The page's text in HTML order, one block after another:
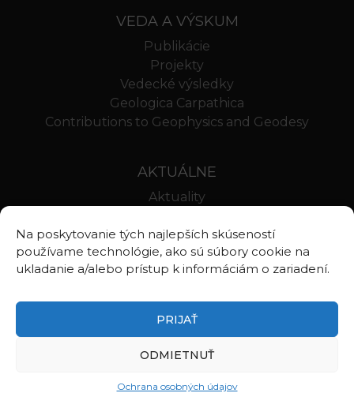
Na poskytovanie tých najlepších skúseností
používame technológie, ako sú súbory cookie na
ukladanie a/alebo prístup k informáciám o zariadení.
PRIJAŤ
ODMIETNUŤ
Ochrana osobných údajov
VEDA A VÝSKUM
Publikácie
Projekty
Vedecké výsledky
Geologica Carpathica
Contributions to Geophysics and Geodesy
AKTUÁLNE
Aktuality
Stravovanie SAV
Webmail BA
Webmail BB
Zásady ochrany osobných údajov